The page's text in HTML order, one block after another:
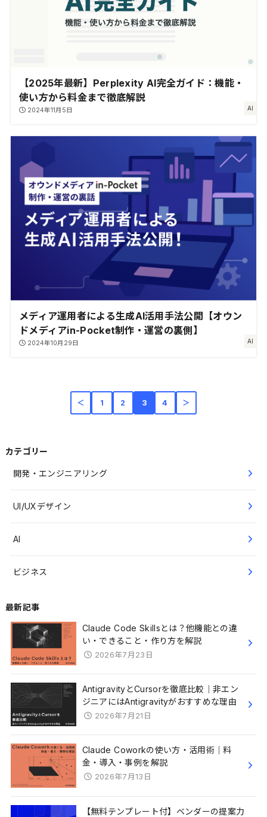
AI
【2025年最新】Perplexity AI完全ガイド：機能・
使い方から料金まで徹底解説
2024年11月5日
AI
メディア運用者による生成AI活用手法公開【オウン
ドメディアin-Pocket制作・運営の裏側】
2024年10月29日
＜ 1 2 3 4 ＞
カテゴリー
開発・エンジニアリング
UI/UXデザイン
AI
ビジネス
最新記事
Claude Code Skillsとは？他機能との違
い・できること・作り方を解説
2026年7月23日
AntigravityとCursorを徹底比較｜非エン
ジニアにはAntigravityがおすすめな理由
2026年7月21日
Claude Coworkの使い方・活用術｜料
金・導入・事例を解説
2026年7月13日
【無料テンプレート付】ベンダーの提案力